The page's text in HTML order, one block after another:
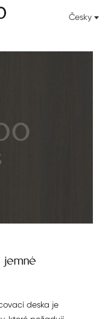
Česky
jemné
deska je